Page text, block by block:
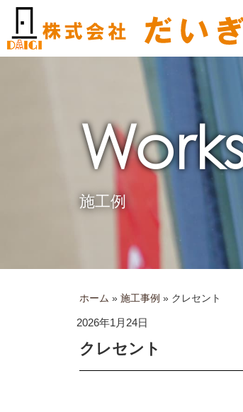
を
施工例
ホーム » 施工事例 » クレセント
2026年1月24日
クレセント